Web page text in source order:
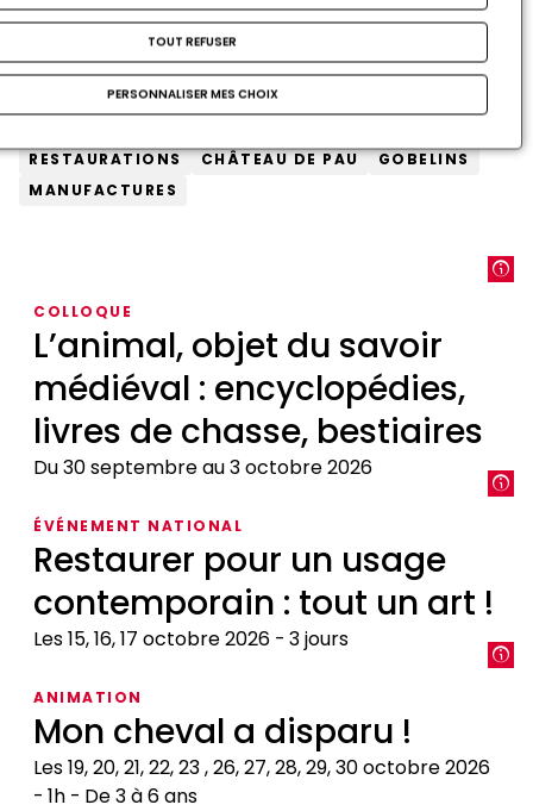
31 1 2 3 4 5 6
RÉSERVEZ ICI !
Mots-clés :
RESTAURATIONS
CHÂTEAU DE PAU
GOBELINS
MANUFACTURES
L’animal, objet du savoir
médiéval : encyclopédies,
livres de chasse, bestiaires
Du 30 septembre au 3 octobre 2026
COLLOQUE
L’animal,
objet
du
savoir
médiéval
livres
de
chasse,
bestiaires
Restaurer pour un usage
contemporain : tout un art !
Les 15, 16, 17 octobre 2026 3 jours
ÉVÉNEMENT NATIONAL
pour
un
usage
contemporain
Mon cheval a disparu !
Les 19, 20, 21, 22, 23 , 26, 27, 28, 29, 30 octobre 2026
1h
De 3 à 6 ans
ANIMATION
TOUT REFUSER
PERSONNALISER MES CHOIX